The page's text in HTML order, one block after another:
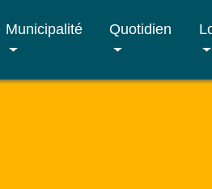
Municipalité Quotidien